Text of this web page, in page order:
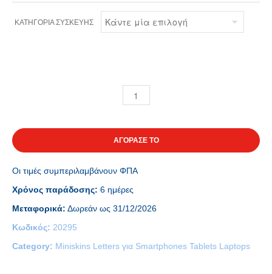
ΚΑΤΗΓΟΡΊΑ ΣΥΣΚΕΥΉΣ
ΑΓΟΡΑΣΕ ΤΟ
Οι τιμές συμπεριλαμβάνουν ΦΠΑ
Χρόνος παράδοσης: 6 ημέρες
Μεταφορικά: Δωρεάν ως 31/12/2026
Κωδικός: 20295
Category: Miniskins Letters για Smartphones Tablets Laptops